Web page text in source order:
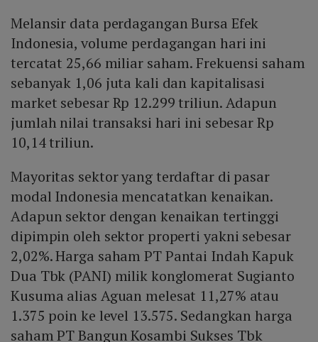
Melansir data perdagangan Bursa Efek
Indonesia, volume perdagangan hari ini
tercatat 25,66 miliar saham. Frekuensi saham
sebanyak 1,06 juta kali dan kapitalisasi
market sebesar Rp 12.299 triliun. Adapun
jumlah nilai transaksi hari ini sebesar Rp
10,14 triliun.
Mayoritas sektor yang terdaftar di pasar
modal Indonesia mencatatkan kenaikan.
Adapun sektor dengan kenaikan tertinggi
dipimpin oleh sektor properti yakni sebesar
2,02%. Harga saham PT Pantai Indah Kapuk
Dua Tbk (PANI) milik konglomerat Sugianto
Kusuma alias Aguan melesat 11,27% atau
1.375 poin ke level 13.575. Sedangkan harga
saham PT Bangun Kosambi Sukses Tbk